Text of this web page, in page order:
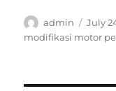
Author
admin
on
July
modifikasi motor